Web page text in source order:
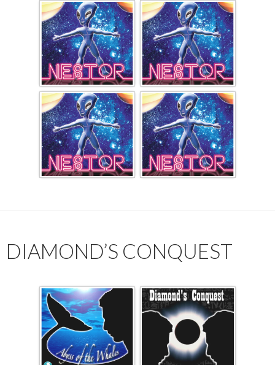
DIAMOND’S CONQUEST